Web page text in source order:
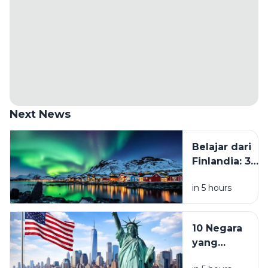
Next News
Belajar dari
Finlandia: 3
yang Perlu
Ditinggalkan
Hidup Lebih
Tenang
in 5 hours
10 Negara
yang